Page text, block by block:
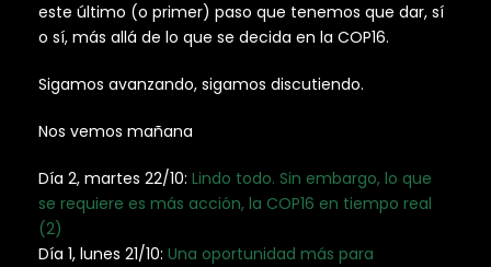
este último (o primer) paso que tenemos que dar, sí
o sí, más allá de lo que se decida en la COP16.
Sigamos avanzando, sigamos discutiendo.
Nos vemos mañana
Día 2, martes 22/10: Lindo todo. Sin embargo, lo que
se requiere es más acción, la COP16 en tiempo real
(2)
Día 1, lunes 21/10: Una oportunidad más para